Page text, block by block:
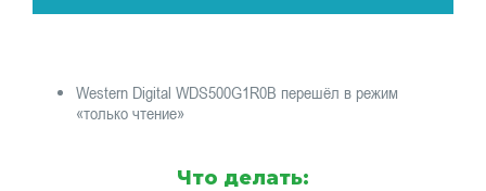
Western Digital WDS500G1R0B перешёл в режим
«только чтение»
Что делать: